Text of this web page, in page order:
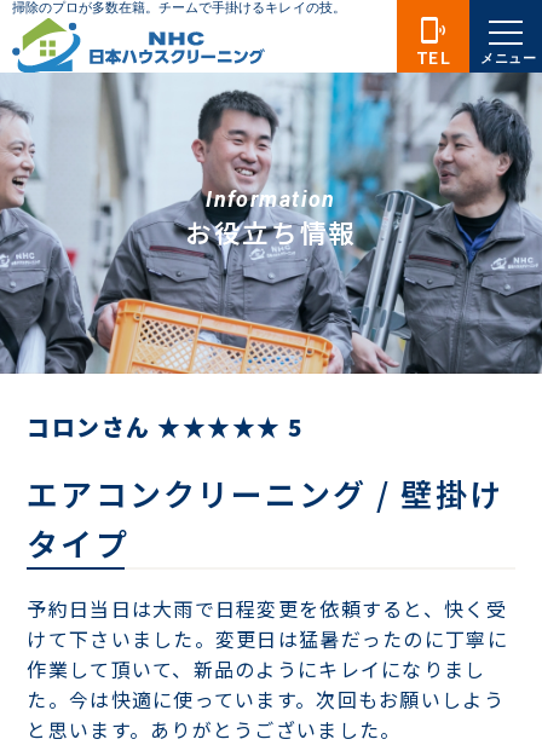
Information
お役立ち情報
コロンさん ★★★★★ 5
エアコンクリーニング / 壁掛け
タイプ
予約日当日は大雨で日程変更を依頼すると、快く受
けて下さいました。変更日は猛暑だったのに丁寧に
作業して頂いて、新品のようにキレイになりまし
た。今は快適に使っています。次回もお願いしよう
と思います。ありがとうございました。
phonelink_ring
TEL メニュー